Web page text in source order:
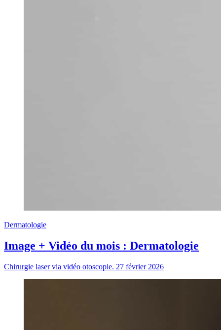
Dermatologie
Image + Vidéo du mois : Dermatologie
Chirurgie laser via vidéo otoscopie. 27 février 2026